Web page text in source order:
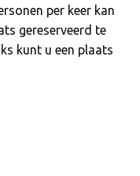
per keer kan
gereserveerd te
kunt u een plaats